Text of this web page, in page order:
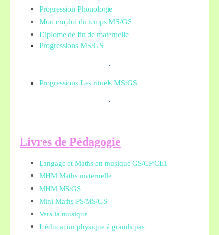
Progression Phonologie
Mon emploi du temps MS/GS
Diplome de fin de maternelle
Progressions MS/GS
Progressions Les rituels MS/GS
Livres de Pédagogie
Langage et Maths en musique GS/CP/CE1
MHM Maths maternelle
MHM MS/GS
Mini Maths PS/MS/GS
Vers la musique
L'éducation physique à grands pas